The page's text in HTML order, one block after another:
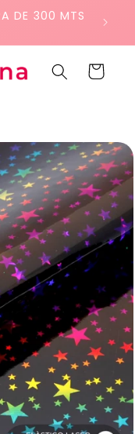
DE 300 MTS
Carrito